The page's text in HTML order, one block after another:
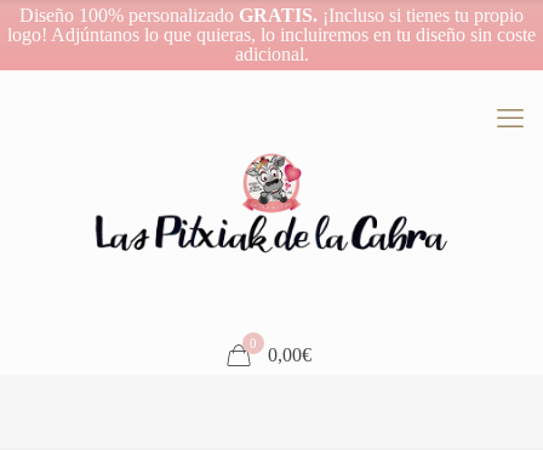
Diseño 100% personalizado GRATIS. ¡Incluso si tienes tu propio
logo! Adjúntanos lo que quieras, lo incluiremos en tu diseño sin coste
adicional.
0
0,00€